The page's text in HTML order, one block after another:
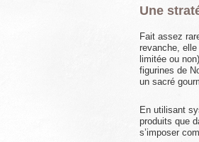
Une
Fait assez
revanche,
limitée ou
figurines de
un sacré
En utilisant
produits que
s’imposer